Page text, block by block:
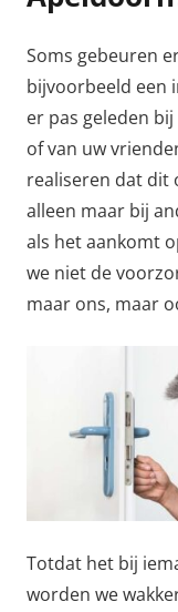
Soms gebeuren
bijvoorbeeld een
er pas geleden
of van uw
realiseren dat dit
alleen maar bij
als het aankomt
we niet de
maar ons, maar
Totdat het bij
worden we